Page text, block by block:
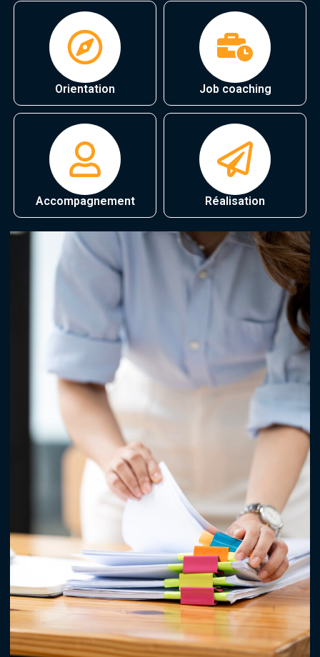
Orientation Job coaching
Accompagnement Réalisation